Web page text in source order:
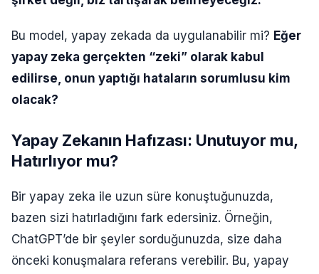
Bu model, yapay zekada da uygulanabilir mi? Eğer
yapay zeka gerçekten “zeki” olarak kabul
edilirse, onun yaptığı hataların sorumlusu kim
olacak?
Yapay Zekanın Hafızası: Unutuyor mu,
Hatırlıyor mu?
Bir yapay zeka ile uzun süre konuştuğunuzda,
bazen sizi hatırladığını fark edersiniz. Örneğin,
ChatGPT’de bir şeyler sorduğunuzda, size daha
önceki konuşmalara referans verebilir. Bu, yapay